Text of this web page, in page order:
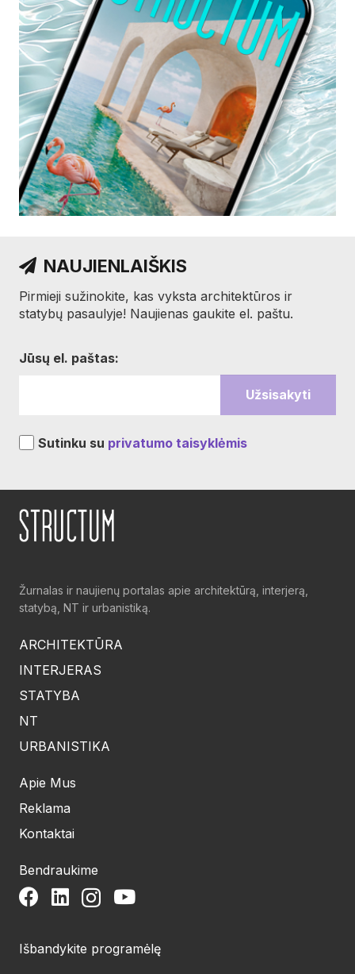
NAUJIENLAIŠKIS
Pirmieji sužinokite, kas vyksta architektūros ir
statybų pasaulyje! Naujienas gaukite el. paštu.
Jūsų el. paštas:
Sutinku su privatumo taisyklėmis
Žurnalas ir naujienų portalas apie architektūrą, interjerą,
statybą, NT ir urbanistiką.
ARCHITEKTŪRA
INTERJERAS
STATYBA
NT
URBANISTIKA
Apie Mus
Reklama
Kontaktai
Bendraukime
Išbandykite programėlę